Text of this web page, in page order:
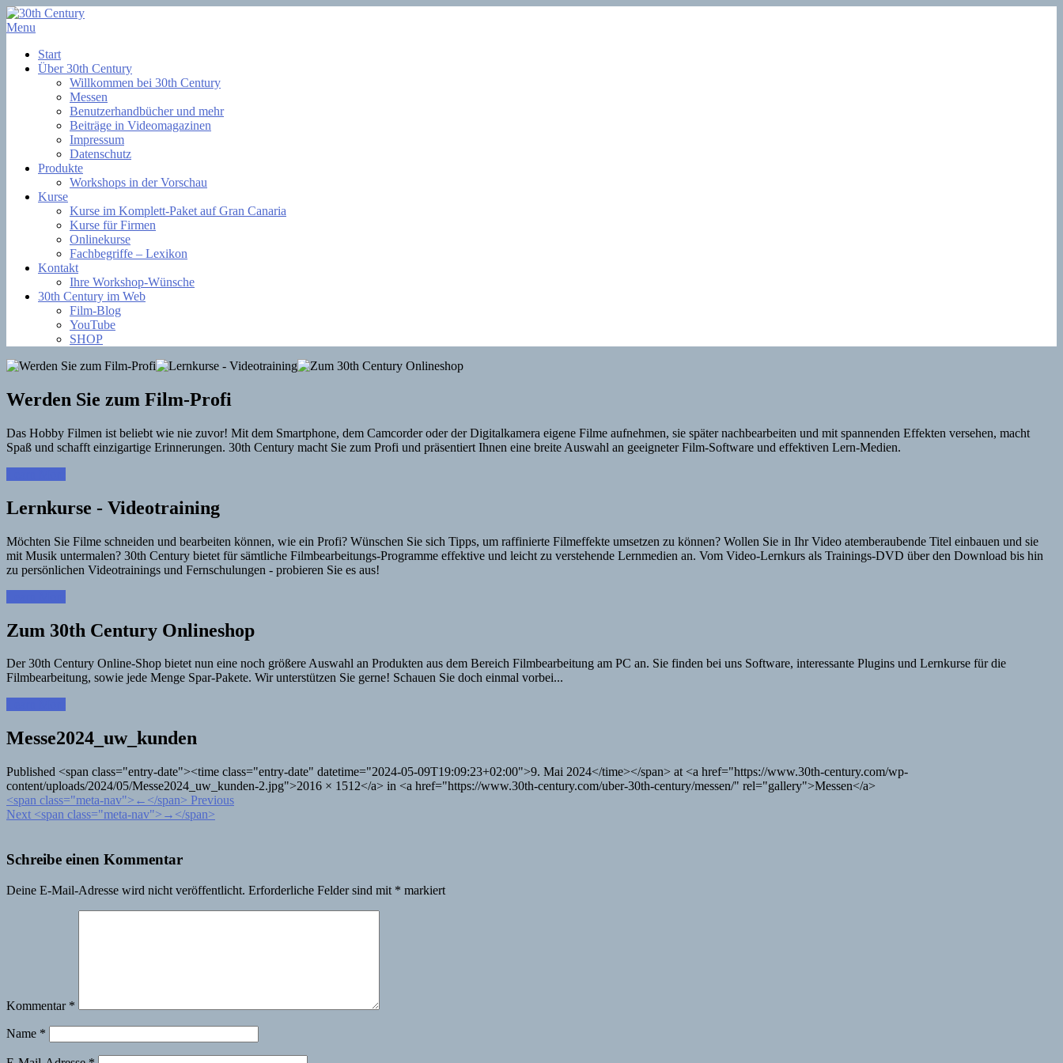
Skip
to
30th Century
Menu
Start
Über 30th Century
Willkommen bei 30th Century
Messen
Benutzerhandbücher und mehr
Beiträge in Videomagazinen
Impressum
Datenschutz
Produkte
Workshops in der Vorschau
Kurse
Kurse im Komplett-Paket auf Gran Canaria
Kurse für Firmen
Onlinekurse
Fachbegriffe – Lexikon
Kontakt
Ihre Workshop-Wünsche
30th Century im Web
Film-Blog
YouTube
SHOP
Werden Sie zum Film-Profi
Das Hobby Filmen ist beliebt wie nie zuvor! Mit dem Smartphone, dem Camcorder oder der Digitalkamera eigene Filme aufnehmen, sie später nachbearbeiten und mit spannenden Effekten versehen, macht
Spaß und schafft einzigartige Erinnerungen. 30th Century macht Sie zum Profi und präsentiert Ihnen eine breite Auswahl an geeigneter Film-Software und effektiven Lern-Medien.
Lernkurse - Videotraining
Möchten Sie Filme schneiden und bearbeiten können, wie ein Profi? Wünschen Sie sich Tipps, um raffinierte Filmeffekte umsetzen zu können? Wollen Sie in Ihr Video atemberaubende Titel einbauen und sie
mit Musik untermalen? 30th Century bietet für sämtliche Filmbearbeitungs-Programme effektive und leicht zu verstehende Lernmedien an. Vom Video-Lernkurs als Trainings-DVD über den Download bis hin
zu persönlichen Videotrainings und Fernschulungen - probieren Sie es aus!
Zum 30th Century Onlineshop
Der 30th Century Online-Shop bietet nun eine noch größere Auswahl an Produkten aus dem Bereich Filmbearbeitung am PC an. Sie finden bei uns Software, interessante Plugins und Lernkurse für die
Filmbearbeitung, sowie jede Menge Spar-Pakete. Wir unterstützen Sie gerne! Schauen Sie doch einmal vorbei...
Messe2024_uw_kunden
Published <span class="entry-date"><time class="entry-date" datetime="2024-05-09T19:09:23+02:00">9. Mai 2024</time></span> at <a href="https://www.30th-century.com/wp-
content/uploads/2024/05/Messe2024_uw_kunden-2.jpg">2016 × 1512</a> in <a href="https://www.30th-century.com/uber-30th-century/messen/" rel="gallery">Messen</a>
<span class="meta-nav">←</span> Previous
Next <span class="meta-nav">→</span>
Schreibe einen Kommentar
Deine E-Mail-Adresse wird nicht veröffentlicht. Erforderliche Felder sind mit * markiert
Kommentar *
Name *